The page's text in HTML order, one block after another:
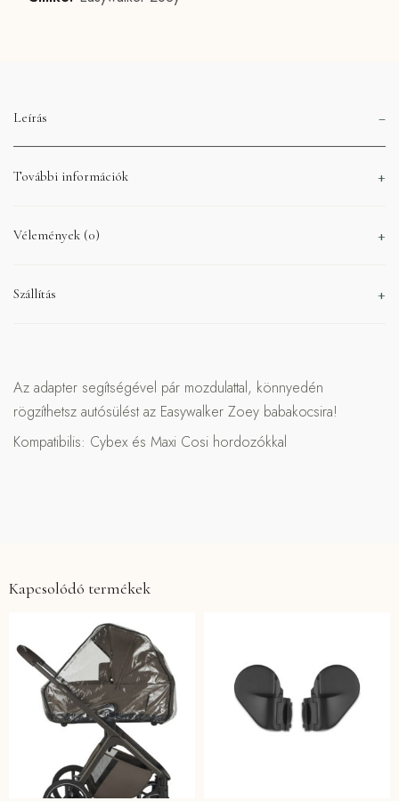
Leírás
További információk
Vélemények (0)
Szállítás
Az adapter segítségével pár mozdulattal, könnyedén
rögzíthetsz autósülést az Easywalker Zoey babakocsira!
Kompatibilis: Cybex és Maxi Cosi hordozókkal
Kapcsolódó termékek